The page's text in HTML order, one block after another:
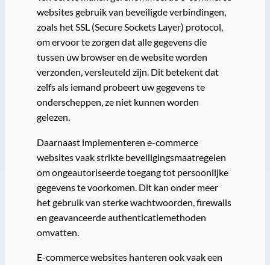
websites gebruik van beveiligde verbindingen,
zoals het SSL (Secure Sockets Layer) protocol,
om ervoor te zorgen dat alle gegevens die
tussen uw browser en de website worden
verzonden, versleuteld zijn. Dit betekent dat
zelfs als iemand probeert uw gegevens te
onderscheppen, ze niet kunnen worden
gelezen.
Daarnaast implementeren e-commerce
websites vaak strikte beveiligingsmaatregelen
om ongeautoriseerde toegang tot persoonlijke
gegevens te voorkomen. Dit kan onder meer
het gebruik van sterke wachtwoorden, firewalls
en geavanceerde authenticatiemethoden
omvatten.
E-commerce websites hanteren ook vaak een